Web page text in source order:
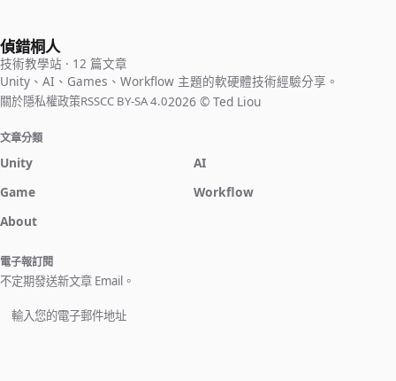
偵錯桐人
技術教學站 · 12 篇文章
Unity、AI、Games、Workflow 主題的軟硬體技術經驗分享。
關於隱私權政策RSSCC BY-SA 4.02026 © Ted Liou
文章分類
Unity
AI
Game
Workflow
About
電子報訂閱
不定期發送新文章 Email。